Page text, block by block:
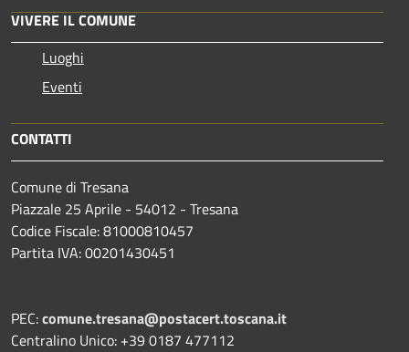
VIVERE IL COMUNE
Luoghi
Eventi
CONTATTI
Comune di Tresana
Piazzale 25 Aprile - 54012 - Tresana
Codice Fiscale: 81000810457
Partita IVA: 00201430451
PEC:comune.tresana@postacert.toscana.it
Centralino Unico: +39 0187 477112